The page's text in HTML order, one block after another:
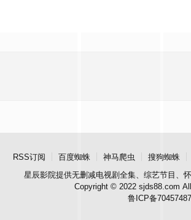
RSS订阅 百度蜘蛛 神马爬虫 搜狗蜘蛛
星辰影院提供无删减电视剧全集、综艺节目、
Copyright © 2022 sjds88.com
鲁ICP备